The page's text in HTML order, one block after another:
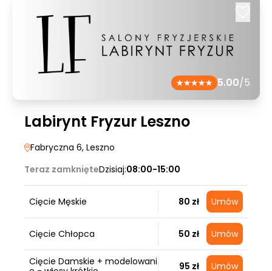
5.00/5
Labirynt Fryzur Leszno
Fabryczna 6, Leszno
Teraz zamknięteDzisiaj:08:00-15:00
Cięcie Męskie 80 zł Umów
Cięcie Chłopca 50 zł Umów
Cięcie Damskie + modelowani
95 zł Umów